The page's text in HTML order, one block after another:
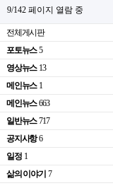
9/142 페이지 열람 중
전체게시판
포토뉴스 5
영상뉴스 13
메인뉴스 1
메인뉴스 663
일반뉴스 717
공지사항 6
일정 1
삶의 이야기 7